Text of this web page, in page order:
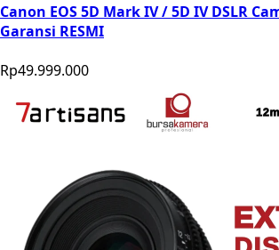
Canon EOS 5D Mark IV / 5D IV DSLR
Garansi RESMI
Rp49.999.000